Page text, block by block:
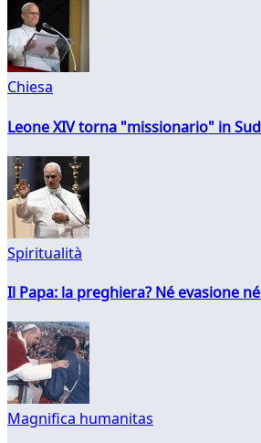
Chiesa
Leone XIV torna "missionario" in
Spiritualità
Il Papa: la preghiera? Né evasione
Magnifica humanitas